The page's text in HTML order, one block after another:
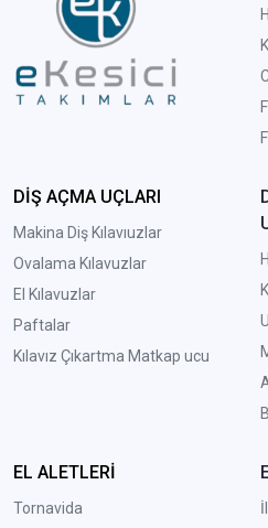
DİŞ AÇMA UÇLARI
Makina Diş Kılavıuzlar
Ovalama Kılavuzlar
El Kılavuzlar
Paftalar
Kılavız Çıkartma Matkap ucu
EL ALETLERİ
Tornavida